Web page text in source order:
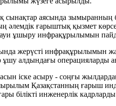
аясында зымыранның
әлемдік ғарыштық қызмет
ұшыру инфрақұрылымын
жерүсті инфрақұрылымын
ұшу алдындағы операцияларды
іске асыру - соңғы
Қазақстанның ғарыш
білікті инженерлік